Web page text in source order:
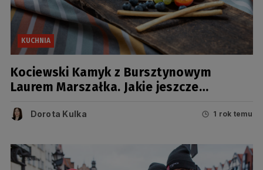
KUCHNIA
Kociewski Kamyk z Bursztynowym
Laurem Marszałka. Jakie jeszcze
Dorota Kulka 1 rok temu